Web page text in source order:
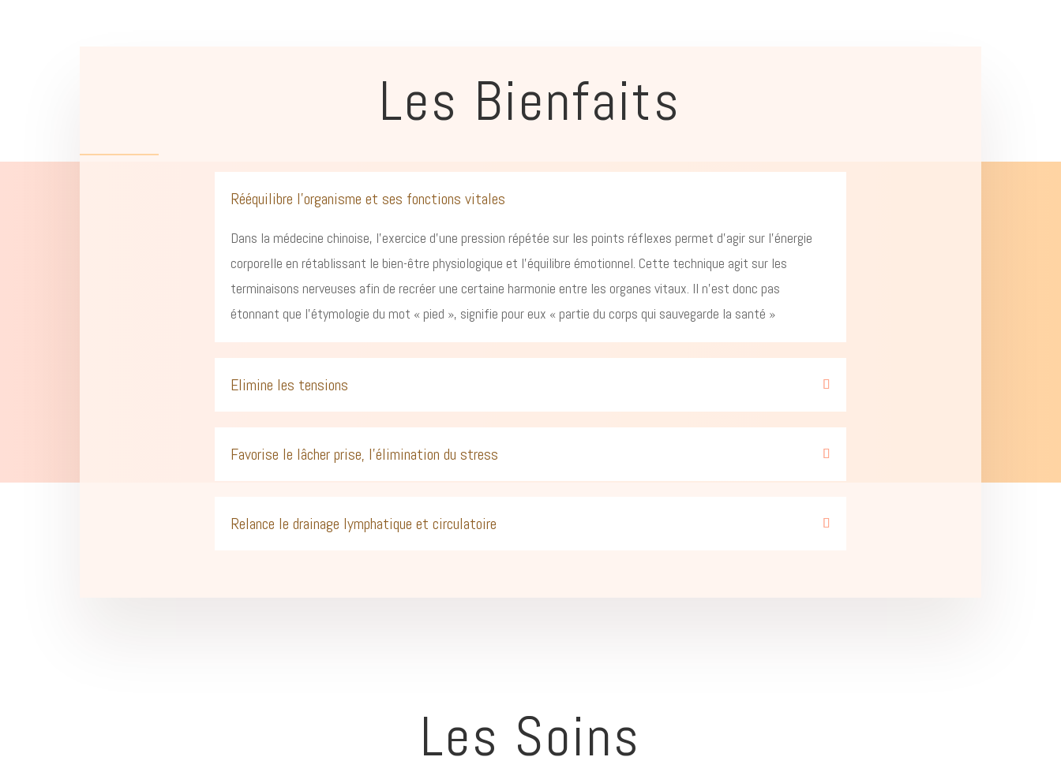
Les Bienfaits
Rééquilibre l'organisme et ses fonctions vitales
Dans la médecine chinoise, l’exercice d’une pression répétée sur les points réflexes permet d’agir sur l’énergie
corporelle en rétablissant le bien-être physiologique et l’équilibre émotionnel. Cette technique agit sur les
terminaisons nerveuses afin de recréer une certaine harmonie entre les organes vitaux. Il n’est donc pas
étonnant que l’étymologie du mot « pied », signifie pour eux « partie du corps qui sauvegarde la santé »
Elimine les tensions
Favorise le lâcher prise, l'élimination du stress
Relance le drainage lymphatique et circulatoire
Les Soins